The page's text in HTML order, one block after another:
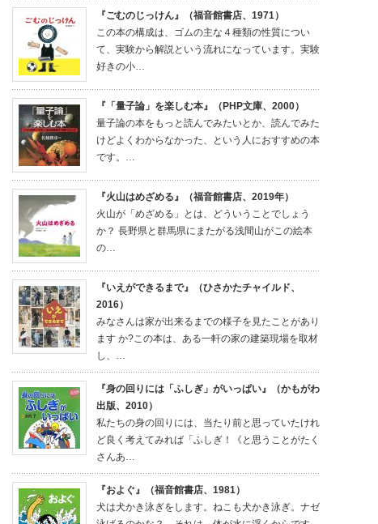
『ごむのじっけん』（福音館書店、1971）
この本の構成は、ゴムの主な４種類の性質につい
て、実験から解説という流れになっています。実験
好きの小…
『「量子論」を楽しむ本』（PHP文庫、2000）
量子論の本をもっと読んでみたいとか、読んでみた
けどよくわからなかった、という人におすすめの本
です。…
『火山はめざめる』（福音館書店、2019年）
火山が「めざめる」とは、どういうことでしょう
か？ 長野県と群馬県にまたがる浅間山がこの絵本
の…
『いえができるまで』（ひさかたチャイルド、
2016）
みなさんは家が出来るまでの様子を見たことがあり
ます か?この本は、ある一軒の家の建築現場を取材
し、…
『身の回りには「ふしぎ」がいっぱい』（かもがわ
出版、2010）
私たちの身の回りには、当たり前と思っていたけれ
ど良く考えてみれば「ふしぎ！《と思うことがたく
さんあ…
『およぐ』（福音館書店、1981）
犬は犬かき泳ぎをします。ねこも犬かき泳ぎ。ナゼ